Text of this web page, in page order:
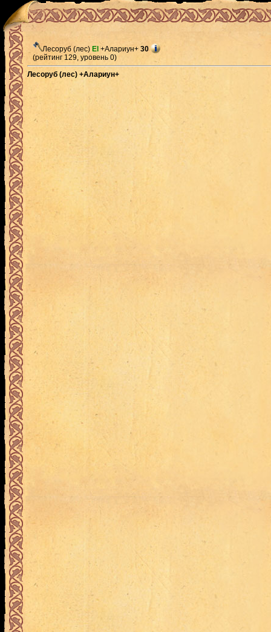
Лесоруб (лес) El +Алариун+ 30
(рейтинг 129, уровень 0)
Лесоруб (лес) +Алариун+